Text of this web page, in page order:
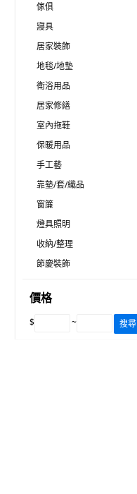
傢俱
寢具
居家裝飾
地毯/地墊
衛浴用品
居家修繕
室內拖鞋
保暖用品
手工藝
靠墊/套/織品
窗簾
燈具照明
收納/整理
節慶裝飾
價格
$ ~ 搜尋